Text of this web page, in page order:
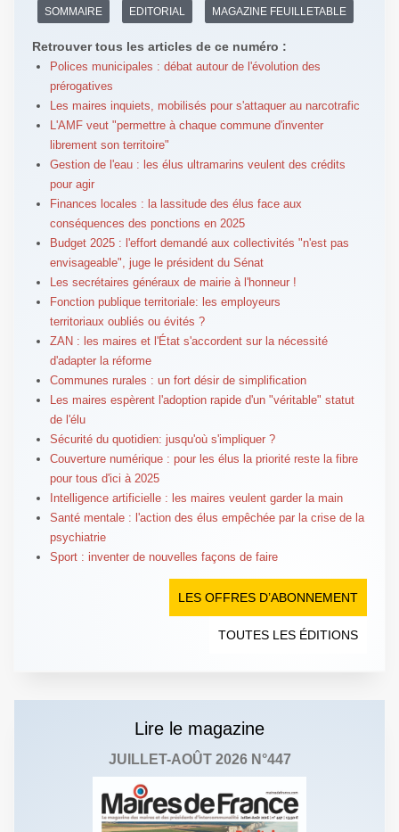
SOMMAIRE EDITORIAL MAGAZINE FEUILLETABLE
Retrouver tous les articles de ce numéro :
Polices municipales : débat autour de l'évolution des
prérogatives
Les maires inquiets, mobilisés pour s'attaquer au narcotrafic
L'AMF veut "permettre à chaque commune d'inventer
librement son territoire"
Gestion de l'eau : les élus ultramarins veulent des crédits
pour agir
Finances locales : la lassitude des élus face aux
conséquences des ponctions en 2025
Budget 2025 : l'effort demandé aux collectivités "n'est pas
envisageable", juge le président du Sénat
Les secrétaires généraux de mairie à l'honneur !
Fonction publique territoriale: les employeurs
territoriaux oubliés ou évités ?
ZAN : les maires et l'État s'accordent sur la nécessité
d'adapter la réforme
Communes rurales : un fort désir de simplification
Les maires espèrent l'adoption rapide d'un "véritable" statut
de l'élu
Sécurité du quotidien: jusqu'où s'impliquer ?
Couverture numérique : pour les élus la priorité reste la fibre
pour tous d'ici à 2025
Intelligence artificielle : les maires veulent garder la main
Santé mentale : l'action des élus empêchée par la crise de la
psychiatrie
Sport : inventer de nouvelles façons de faire
LES OFFRES D’ABONNEMENT
TOUTES LES ÉDITIONS
Lire le magazine
JUILLET-AOÛT 2026 N°447